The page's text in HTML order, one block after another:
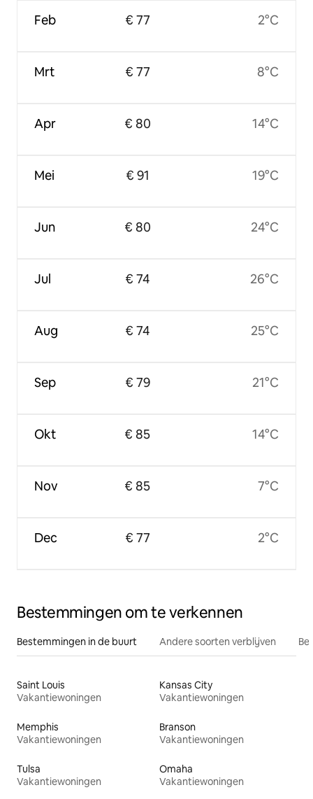
Feb
Mrt
Apr
Mei
Jun
Jul
Aug
Sep
Okt
Nov
Dec
€ 77
€ 77
€ 80
€ 91
€ 80
€ 74
€ 74
€ 79
€ 85
€ 85
€ 77
2°C
8°C
14°C
19°C
24°C
26°C
25°C
21°C
14°C
7°C
2°C
Bestemmingen om te verkennen
Bestemmingen in de buurt Andere soorten verblijven
Saint Louis
Vakantiewoningen
Kansas City
Vakantiewoningen
Memphis
Vakantiewoningen
Branson
Vakantiewoningen
Tulsa
Vakantiewoningen
Omaha
Vakantiewoningen